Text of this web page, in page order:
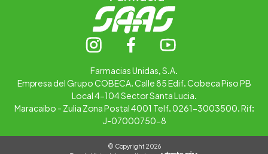
Farmacias Unidas, S.A.
Empresa del Grupo COBECA. Calle 85 Edif. Cobeca Piso PB
Local 4-104 Sector Santa Lucia.
Maracaibo - Zulia Zona Postal 4001 Telf. 0261-3003500. Rif:
J-07000750-8
© Copyright 2026